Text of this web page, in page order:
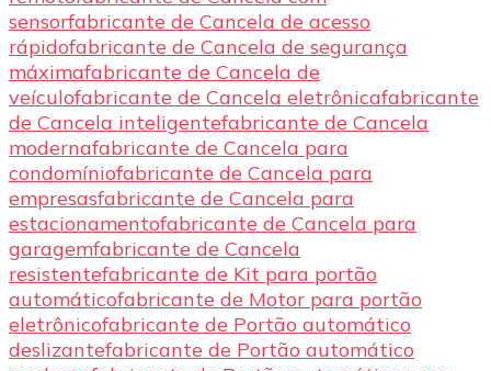
sensorfabricante de Cancela de acesso
rápidofabricante de Cancela de segurança
máximafabricante de Cancela de
veículofabricante de Cancela eletrônicafabricante
de Cancela inteligentefabricante de Cancela
modernafabricante de Cancela para
condomíniofabricante de Cancela para
empresasfabricante de Cancela para
estacionamentofabricante de Cancela para
garagemfabricante de Cancela
resistentefabricante de Kit para portão
automáticofabricante de Motor para portão
eletrônicofabricante de Portão automático
deslizantefabricante de Portão automático